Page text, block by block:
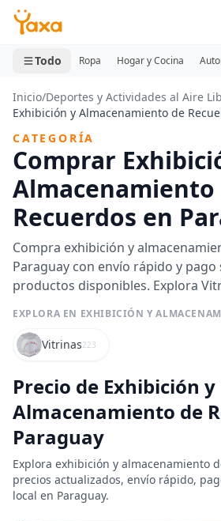
MINI CARRITO
0 productos
Todo Ropa Hogar y Cocina
Inicio/Deportes y Actividades al Aire
Exhibición y Almacenamiento de
CATEGORÍA
Comprar
Almacenamiento
Recuerdos en
Compra exhibición y
Paraguay con envío rápido y pago
productos disponibles. Explora
EXPLORA EN EXHIBICIÓN Y
Vitrinas223
Precio de Exhibición y
Almacenamiento de
Paraguay
Explora exhibición y almacenamiento
precios actualizados, envío rápido,
local en Paraguay.